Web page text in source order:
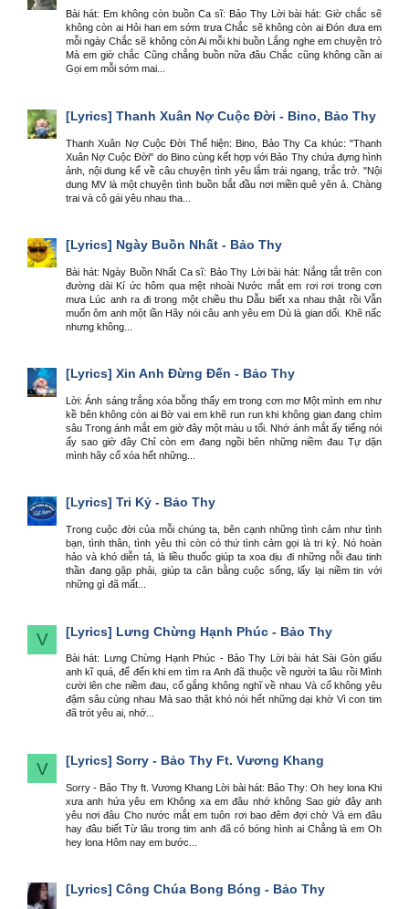
Bài hát: Em không còn buồn Ca sĩ: Bảo Thy Lời bài hát: Giờ chắc sẽ
không còn ai Hỏi han em sớm trưa Chắc sẽ không còn ai Đón đưa em
mỗi ngày Chắc sẽ không còn Ai mỗi khi buồn Lắng nghe em chuyện trò
Mà em giờ chắc Cũng chẳng buồn nữa đâu Chắc cũng không cần ai
Gọi em mỗi sớm mai...
[Lyrics] Thanh Xuân Nợ Cuộc Đời - Bino, Bảo Thy
Thanh Xuân Nợ Cuộc Đời Thể hiện: Bino, Bảo Thy Ca khúc: "Thanh
Xuân Nợ Cuộc Đời" do Bino cùng kết hợp với Bảo Thy chứa đựng hình
ảnh, nội dung kể về câu chuyện tình yêu lắm trái ngang, trắc trở. "Nội
dung MV là một chuyện tình buồn bắt đầu nơi miền quê yên ả. Chàng
trai và cô gái yêu nhau tha...
[Lyrics] Ngày Buồn Nhất - Bảo Thy
Bài hát: Ngày Buồn Nhất Ca sĩ: Bảo Thy Lời bài hát: Nắng tắt trên con
đường dài Kí ức hôm qua mệt nhoài Nước mắt em rơi rơi trong cơn
mưa Lúc anh ra đi trong một chiều thu Dẫu biết xa nhau thật rồi Vẫn
muốn ôm anh một lần Hãy nói câu anh yêu em Dù là gian dối. Khẽ nấc
nhưng không...
[Lyrics] Xin Anh Đừng Đến - Bảo Thy
Lời: Ánh sáng trắng xóa bỗng thấy em trong cơn mơ Một mình em như
kề bên không còn ai Bờ vai em khẽ run run khi không gian đang chìm
sâu Trong ánh mắt em giờ đây một màu u tối. Nhớ ánh mắt ấy tiếng nói
ấy sao giờ đây Chỉ còn em đang ngồi bên những niềm đau Tự dặn
mình hãy cố xóa hết những...
[Lyrics] Tri Kỷ - Bảo Thy
Trong cuộc đời của mỗi chúng ta, bên cạnh những tình cảm như tình
bạn, tình thân, tình yêu thì còn có thứ tình cảm gọi là tri kỷ. Nó hoàn
hảo và khó diễn tả, là liều thuốc giúp ta xoa dịu đi những nỗi đau tinh
thần đang gặp phải, giúp ta cân bằng cuộc sống, lấy lại niềm tin với
những gì đã mất...
V [Lyrics] Lưng Chừng Hạnh Phúc - Bảo Thy
Bài hát: Lưng Chừng Hạnh Phúc - Bảo Thy Lời bài hát Sài Gòn giấu
anh kĩ quá, để đến khi em tìm ra Anh đã thuộc về người ta lâu rồi Mình
cười lên che niềm đau, cố gắng không nghĩ về nhau Và cố không yêu
đậm sâu cùng nhau Mà sao thật khó nói hết những dại khờ Vì con tim
đã trót yêu ai, nhớ...
V [Lyrics] Sorry - Bảo Thy Ft. Vương Khang
Sorry - Bảo Thy ft. Vương Khang Lời bài hát: Bảo Thy: Oh hey lona Khi
xưa anh hứa yêu em Không xa em đâu nhớ không Sao giờ đây anh
yêu nơi đâu Cho nước mắt em tuôn rơi bao đêm đợi chờ Và em đâu
hay đâu biết Từ lâu trong tim anh đã có bóng hình ai Chẳng là em Oh
hey lona Hôm nay em bước...
[Lyrics] Công Chúa Bong Bóng - Bảo Thy